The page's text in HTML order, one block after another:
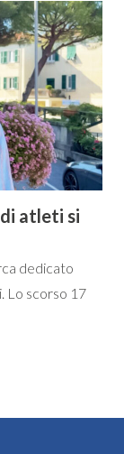
atleti si
dedicato
Lo scorso 17